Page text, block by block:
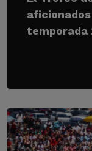
temporada